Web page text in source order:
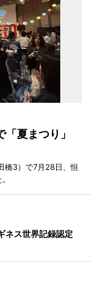
「夏まつり」
橋3）で7月28日、恒
ネス世界記録認定